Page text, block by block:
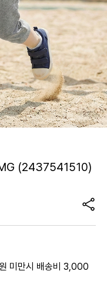
(2437541510)
미만시 배송비 3,000